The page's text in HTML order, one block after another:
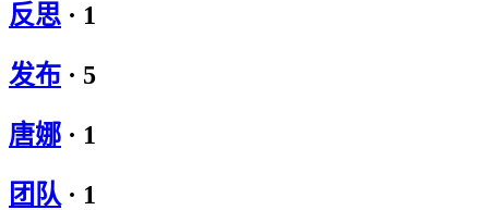
反思 · 1
发布 · 5
唐娜 · 1
团队 · 1